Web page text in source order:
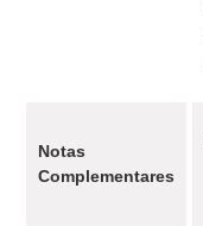
Notas
Complementares